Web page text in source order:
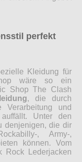
perfekt
Kleidung für
wäre so ein
Shop The Clash
, die durch
Verarbeitung und
Unter den
denjenigen, die dir
, Army-,
können. Vom
Rock Lederjacken